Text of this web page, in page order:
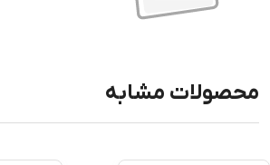
محصولات مشابه